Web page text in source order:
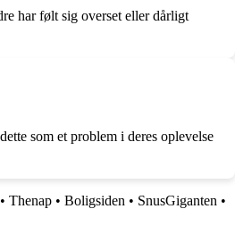
har følt sig overset eller dårligt
som et problem i deres oplevelse
• Thenap • Boligsiden • SnusGiganten •